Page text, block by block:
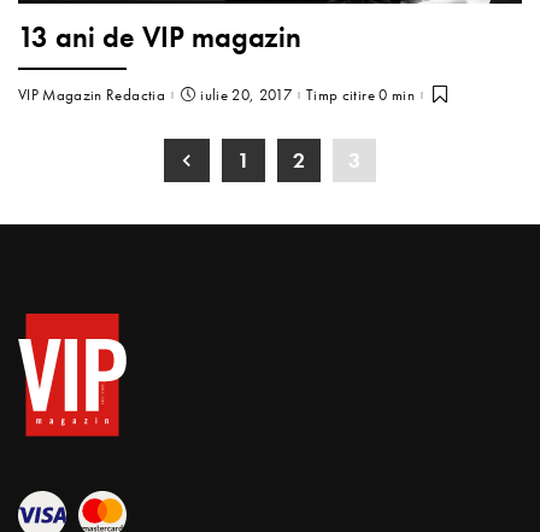
13 ani de VIP magazin
VIP Magazin Redactia iulie 20, 2017 Timp citire 0 min
1 2 3